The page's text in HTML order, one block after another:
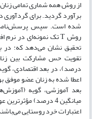
از روش همه شماری تمامی
برآورد گردید. برای
شده است. سپس
تحقیق نشان می‌دهد که: در
درصد)، در بعد اقتصادی،
بعد آموزشی، گویه
میانگین 4 درصد)
اعتبارات خرد روستایی